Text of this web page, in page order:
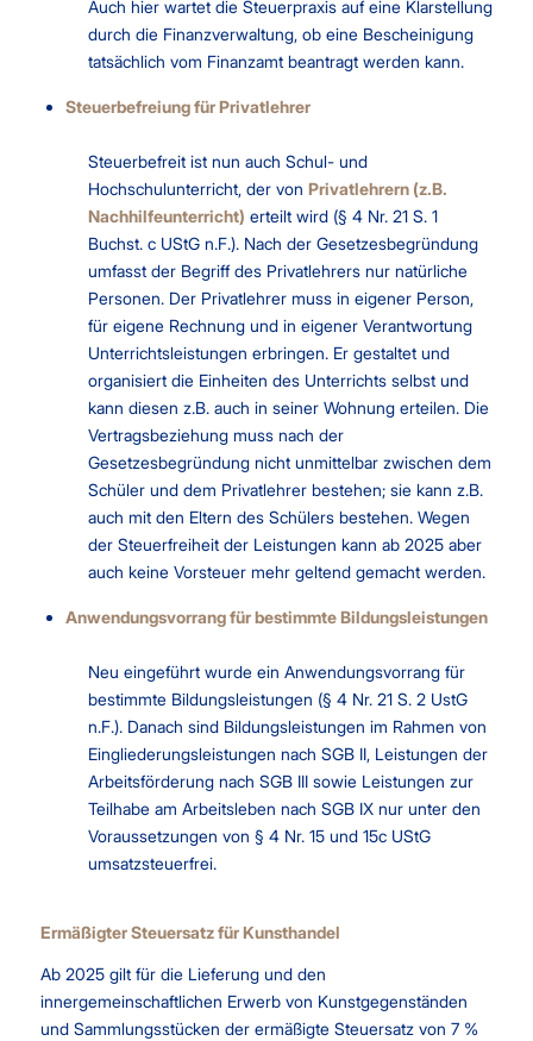
Auch hier wartet die Steuerpraxis auf eine Klarstellung
durch die Finanzverwaltung, ob eine Bescheinigung
tatsächlich vom Finanzamt beantragt werden kann.
Steuerbefreiung für Privatlehrer
Steuerbefreit ist nun auch Schul- und
Hochschulunterricht, der von Privatlehrern (z.B.
Nachhilfeunterricht) erteilt wird (§ 4 Nr. 21 S. 1
Buchst. c UStG n.F.). Nach der Gesetzesbegründung
umfasst der Begriff des Privatlehrers nur natürliche
Personen. Der Privatlehrer muss in eigener Person,
für eigene Rechnung und in eigener Verantwortung
Unterrichtsleistungen erbringen. Er gestaltet und
organisiert die Einheiten des Unterrichts selbst und
kann diesen z.B. auch in seiner Wohnung erteilen. Die
Vertragsbeziehung muss nach der
Gesetzesbegründung nicht unmittelbar zwischen dem
Schüler und dem Privatlehrer bestehen; sie kann z.B.
auch mit den Eltern des Schülers bestehen. Wegen
der Steuerfreiheit der Leistungen kann ab 2025 aber
auch keine Vorsteuer mehr geltend gemacht werden.
Anwendungsvorrang für bestimmte Bildungsleistungen
Neu eingeführt wurde ein Anwendungsvorrang für
bestimmte Bildungsleistungen (§ 4 Nr. 21 S. 2 UstG
n.F.). Danach sind Bildungsleistungen im Rahmen von
Eingliederungsleistungen nach SGB II, Leistungen der
Arbeitsförderung nach SGB III sowie Leistungen zur
Teilhabe am Arbeitsleben nach SGB IX nur unter den
Voraussetzungen von § 4 Nr. 15 und 15c UStG
umsatzsteuerfrei.
Ermäßigter Steuersatz für Kunsthandel
Ab 2025 gilt für die Lieferung und den
innergemeinschaftlichen Erwerb von Kunstgegenständen
und Sammlungsstücken der ermäßigte Steuersatz von 7 %